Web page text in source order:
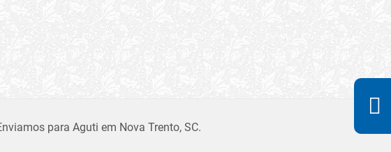
para Aguti em Nova Trento, SC.